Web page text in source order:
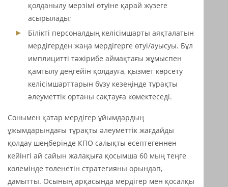
қолданылу мерзімі өтуіне қарай жүзеге
асырылады;
Білікті персоналдың келісімшарты аяқталатын
мердігерден жаңа мердігерге өтуі/ауысуы. Бұл
имплицитті тәжірибе аймақтағы жұмыспен
қамтылу деңгейін қолдауға, қызмет көрсету
келісімшарттарын бұзу кезеңінде тұрақты
әлеуметтік ортаны сақтауға көмектеседі.
Сонымен қатар мердігер ұйымдардың
ұжымдарындағы тұрақты әлеуметтік жағдайды
қолдау шеңберінде КПО салықты есептегеннен
кейінгі ай сайын жалақыға қосымша 60 мың теңге
көлемінде төленетін стратегияны орындап,
дамытты. Осының арқасында мердігер мен қосалқы